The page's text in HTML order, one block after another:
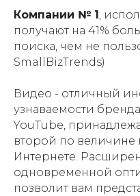
Компании № 1 ,
получают на 41%
поиска, чем не
SmallBizTrends)
Видео - отличный
узнаваемости
YouTube,
второй по величине
Интернете.
одновременной
позволит вам